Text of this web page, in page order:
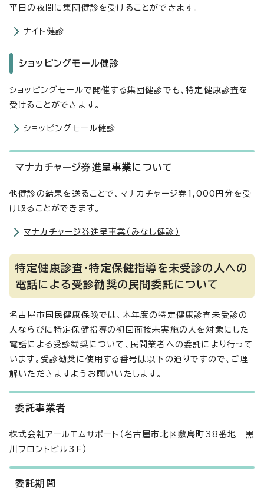
平日の夜間に集団健診を受けることができます。
ナイト健診
ショッピングモール健診
ショッピングモールで開催する集団健診でも、特定健康診査を
受けることができます。
ショッピングモール健診
マナカチャージ券進呈事業について
他健診の結果を送ることで、マナカチャージ券1,000円分を受
け取ることができます。
マナカチャージ券進呈事業（みなし健診）
特定健康診査・特定保健指導を未受診の人への
電話による受診勧奨の民間委託について
名古屋市国民健康保険では、本年度の特定健康診査未受診の
人ならびに特定保健指導の初回面接未実施の人を対象にした
電話による受診勧奨について、民間業者への委託により行って
います。受診勧奨に使用する番号は以下の通りですので、ご理
解いただきますようお願いいたします。
委託事業者
株式会社アールエムサポート（名古屋市北区敷島町38番地 黒
川フロントビル3F）
委託期間